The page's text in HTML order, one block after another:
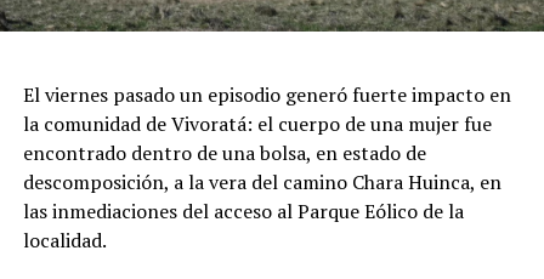
dedicada exclusivamente al entretenimiento infantil con
arboledas y dejarse tentar por una taza de chocolate
caliente mientras se disfruta de buena música es el plan
perfecto para escaparse de la rutina este fin de semana
largo.
INFORMACIÓN GENERAL DEL EVENTO
El viernes pasado un episodio generó fuerte impacto en
la comunidad de Vivoratá: el cuerpo de una mujer fue
encontrado dentro de una bolsa, en estado de
descomposición, a la vera del camino Chara Huinca, en
las inmediaciones del acceso al Parque Eólico de la
localidad.